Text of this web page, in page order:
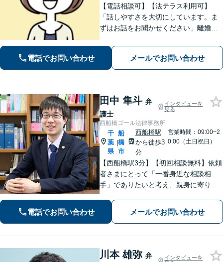
【電話相談可】【法テラス利用可】
「話しやすさを大切にしています。ま
ずはお話をお聞かせください」離婚男
件／相続紛争など、幅広いご相談に対
応が可能です。【夜間・休日面談可】
【葭川公園駅5分】
電話でお問い合わせ メールでお問い合わせ
田中 隼斗 弁
護士
インタビューを
見る
西船橋ゴール法律事務所
千
葉
県
|
船
橋
市
西船橋駅
から徒歩3
分
営業時間：09:00~2
0:00（土日祝日）
【西船橋駅3分】【初回相談無料】依頼
者さまにとって「一番身近な相談相
手」でありたいと考え、親身に寄り添
す。おひとりで悩まず、弁護士にご相
談ください。前向きな一歩を踏み出せ
電話でお問い合わせ メールでお問い合わせ
川本 雄弥 弁
インタビューを